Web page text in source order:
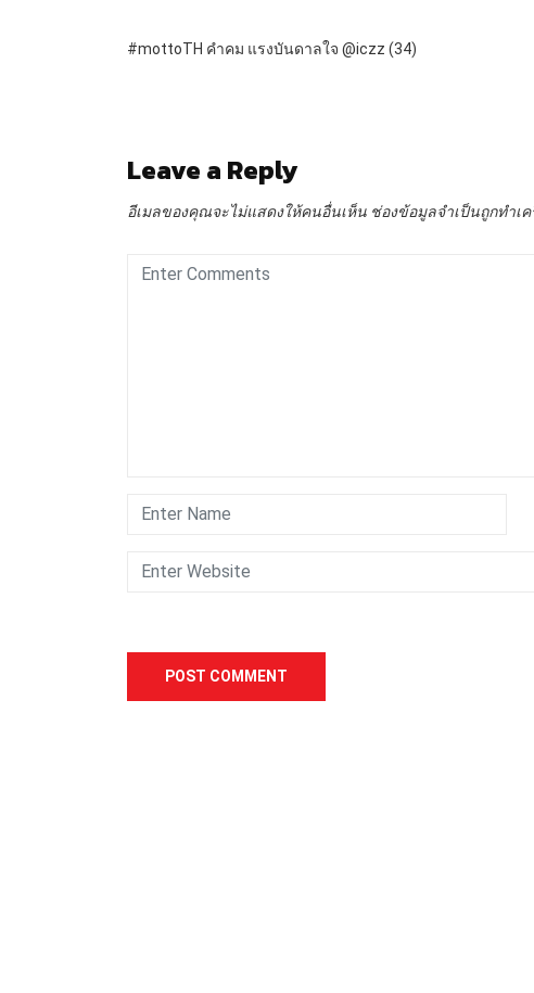
#mottoTH คำคม แรงบันดาลใจ @iczz (34)
Leave a Reply
อีเมลของคุณจะไม่แสดงให้คนอื่นเห็น ช่องข้อมูลจำเป็นถูกทำเ